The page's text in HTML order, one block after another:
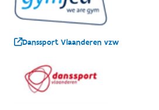
Danssport Vlaanderen vzw